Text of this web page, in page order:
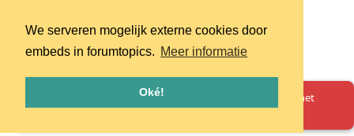
We serveren mogelijk externe cookies door
embeds in forumtopics. Meer informatie
Oké!
Oeps! Er is iets misgegaan. Herlaad de pagina en probeer het
opnieuw.